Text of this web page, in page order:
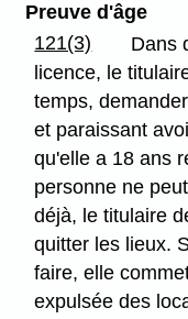
Preuve d'âge
121(3)
Dans
licence, le
temps,
et paraissant
qu'elle a 18 ans
personne ne
déjà, le titulaire
quitter les lieux.
faire, elle
expulsée des